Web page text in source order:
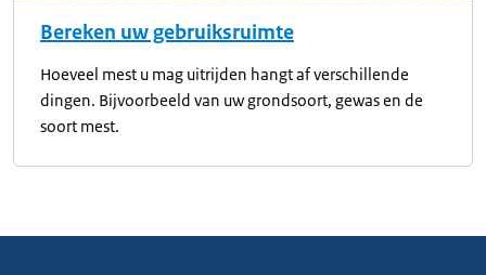
Bereken uw gebruiksruimte
Hoeveel mest u mag uitrijden hangt af verschillende
dingen. Bijvoorbeeld van uw grondsoort, gewas en de
soort mest.